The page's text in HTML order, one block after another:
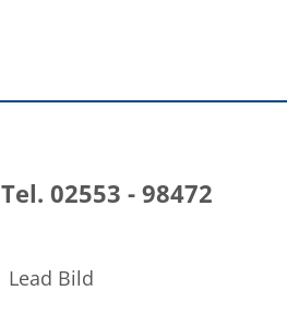
Tel. 02553 - 98472